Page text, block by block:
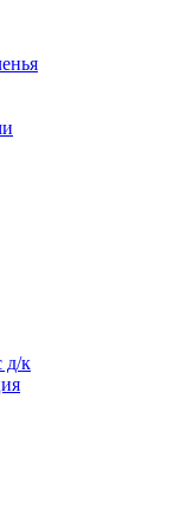
д/к